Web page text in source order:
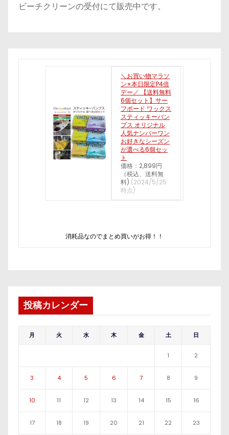
ビーチクリーンの受付にて販売中です。
＼お買い物マラソ
ン+本日限定P4倍
デー／ 【送料無料
6個セット】サー
フボード ワックス
スティッキーバン
プス オリジナル
人気ナンバーワン
お好きなシーズン
が選べる6個セッ
ト
価格：2,899円
（税込、送料無
料) (2024/5/25
時点)
消耗品なのでまとめ買いがお得！！
投稿カレンダー
月 火 水 木 金 土 日
1 2
3 4 5 6 7 8 9
10 11 12 13 14 15 16
17 18 19 20 21 22 23